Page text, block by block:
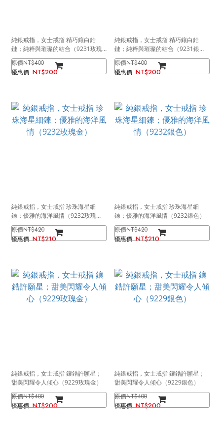
純銀戒指，女士戒指 精巧鑲白鋯
鏈；純粹與璀璨的結合（9231玫瑰
金）
NT$400
NT$200
純銀戒指，女士戒指 精巧鑲白鋯
鏈；純粹與璀璨的結合（9231銀
色）
NT$400
NT$200
純銀戒指，女士戒指 珍珠海星細
鍊；優雅的海洋風情（9232玫瑰
金）
NT$420
NT$210
純銀戒指，女士戒指 珍珠海星細
鍊；優雅的海洋風情（9232銀色）
NT$420
NT$210
純銀戒指，女士戒指 鑲鋯許願星；
甜美閃耀令人傾心（9229玫瑰金）
NT$400
NT$200
純銀戒指，女士戒指 鑲鋯許願星；
甜美閃耀令人傾心（9229銀色）
NT$400
NT$200